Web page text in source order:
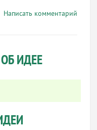
Написать комментарий
ИДЕЕ